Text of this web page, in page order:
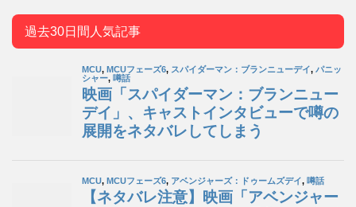
過去30日間人気記事